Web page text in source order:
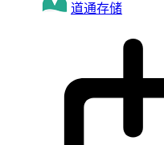
道通存储